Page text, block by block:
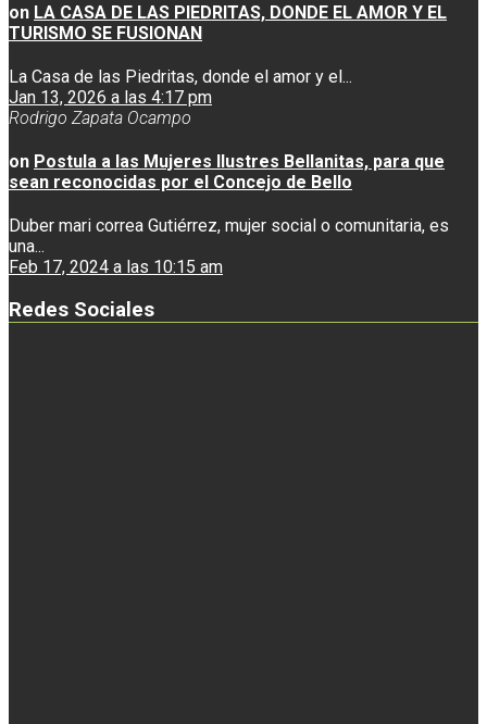
on LA CASA DE LAS PIEDRITAS, DONDE EL AMOR Y EL
TURISMO SE FUSIONAN
La Casa de las Piedritas, donde el amor y el...
Jan 13, 2026 a las 4:17 pm
Rodrigo Zapata Ocampo
on Postula a las Mujeres Ilustres Bellanitas, para que
sean reconocidas por el Concejo de Bello
Duber mari correa Gutiérrez, mujer social o comunitaria, es
una...
Feb 17, 2024 a las 10:15 am
Redes Sociales